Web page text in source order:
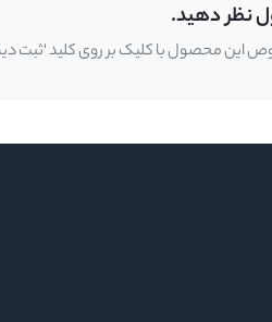
نظر دهید.
این محصول با کلیک بر روی کلید 'ثبت